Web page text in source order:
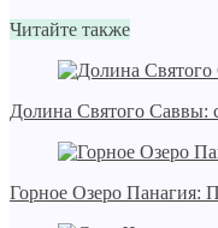
Читайте также
Долина Святого Саввы:
Горное Озеро Панагия: